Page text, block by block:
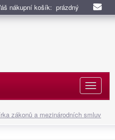
nákupní košík: prázdný
zákonů a mezinárodních smluv